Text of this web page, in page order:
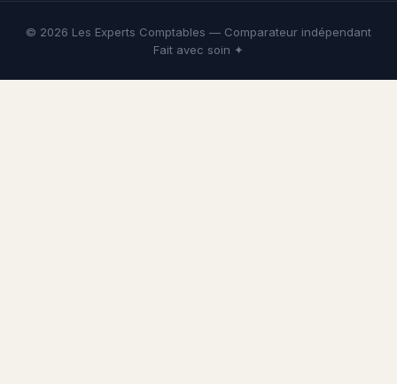
© 2026 Les Experts Comptables — Comparateur indépendant
Fait avec soin ✦